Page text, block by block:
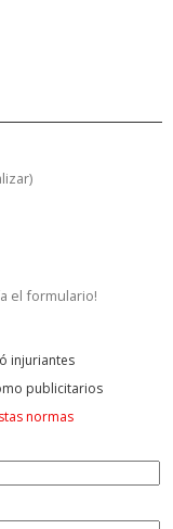
)
el formulario!
injuriantes
publicitarios
normas